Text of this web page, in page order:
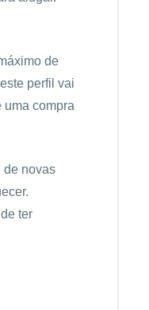
de
perfil vai
uma compra
de novas
ter